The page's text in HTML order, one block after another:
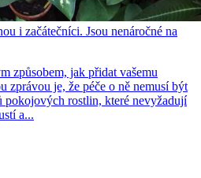
i začátečníci. Jsou nenáročné na
způsobem, jak přidat vašemu
zprávou je, že péče o ně nemusí být
pokojových rostlin, které nevyžadují
a...